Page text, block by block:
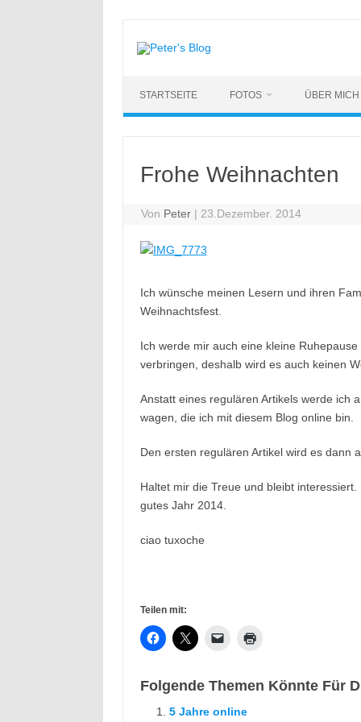
springen
STARTSEITE FOTOS ÜBER MICH
Frohe Weihnachten
Von Peter | 23.Dezember. 2014
Ich wünsche meinen Lesern und ihren
Weihnachtsfest.
Ich werde mir auch eine kleine
verbringen, deshalb wird es auch keinen
Anstatt eines regulären Artikels werde ich
wagen, die ich mit diesem Blog online bin.
Den ersten regulären Artikel wird es dann
Haltet mir die Treue und bleibt
gutes Jahr 2014.
ciao tuxoche
Teilen mit:
Folgende Themen Könnte Für
5 Jahre online